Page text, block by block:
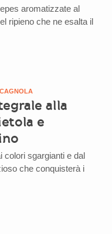
aromatizzate al
ripieno che ne esalta il
alla
e
colori sgargianti e dal
che conquisterà i